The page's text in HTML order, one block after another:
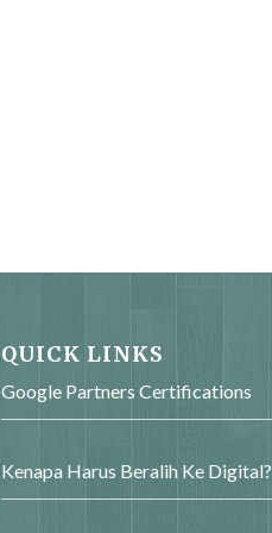
QUICK LINKS
Google Partners Certifications
Kenapa Harus Beralih Ke Digital?